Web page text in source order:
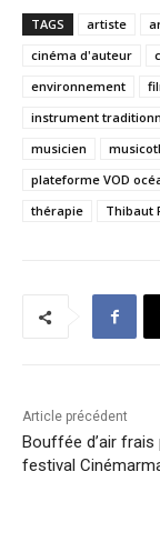
TAGS artiste
cinéma d'auteur
environnement
instrument
musicien
plateforme VOD
thérapie
Thibaut
Article précédent
Bouffée d’air frais
festival